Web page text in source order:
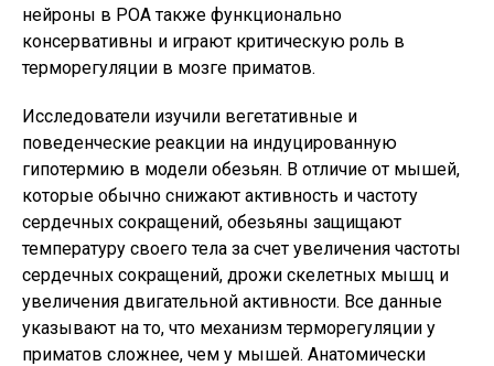
нейроны в POA также функционально
консервативны и играют критическую роль в
терморегуляции в мозге приматов.
Исследователи изучили вегетативные и
поведенческие реакции на индуцированную
гипотермию в модели обезьян. В отличие от мышей,
которые обычно снижают активность и частоту
сердечных сокращений, обезьяны защищают
температуру своего тела за счет увеличения частоты
сердечных сокращений, дрожи скелетных мышц и
увеличения двигательной активности. Все данные
указывают на то, что механизм терморегуляции у
приматов сложнее, чем у мышей. Анатомически